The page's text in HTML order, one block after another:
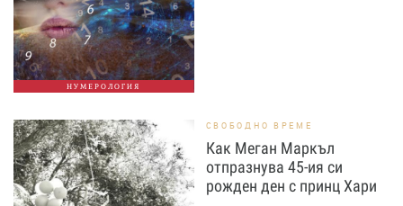
НУМЕРОЛОГИЯ
СВОБОДНО ВРЕМЕ
Как Меган Маркъл
отпразнува 45-ия си
рожден ден с принц Хари